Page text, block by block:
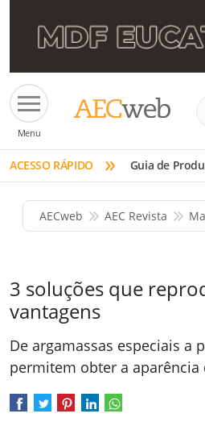
Menu
ACESSO RÁPIDO » Guia de
AECweb AEC Revista
3 soluções que
vantagens
De argamassas especiais a
permitem obter a